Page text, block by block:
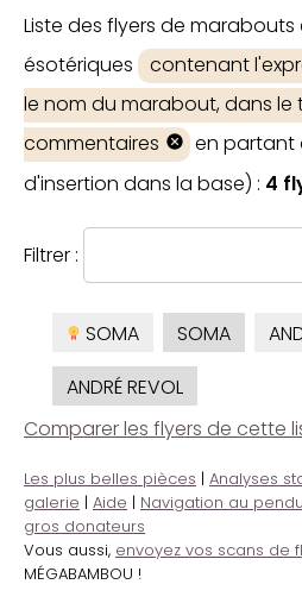
Liste des flyers de
ésotériques
contenant
le nom du marabout, dans le
commentaires
en partant
d'insertion dans la base) : 4
Filtrer :
SOMA SOMA
ANDRÉ REVOL
Comparer les flyers de cette
Les plus belles pièces | Analyses
galerie | Aide | Navigation au pendu
gros donateurs
Vous aussi, envoyez vos scans de
MÉGABAMBOU !